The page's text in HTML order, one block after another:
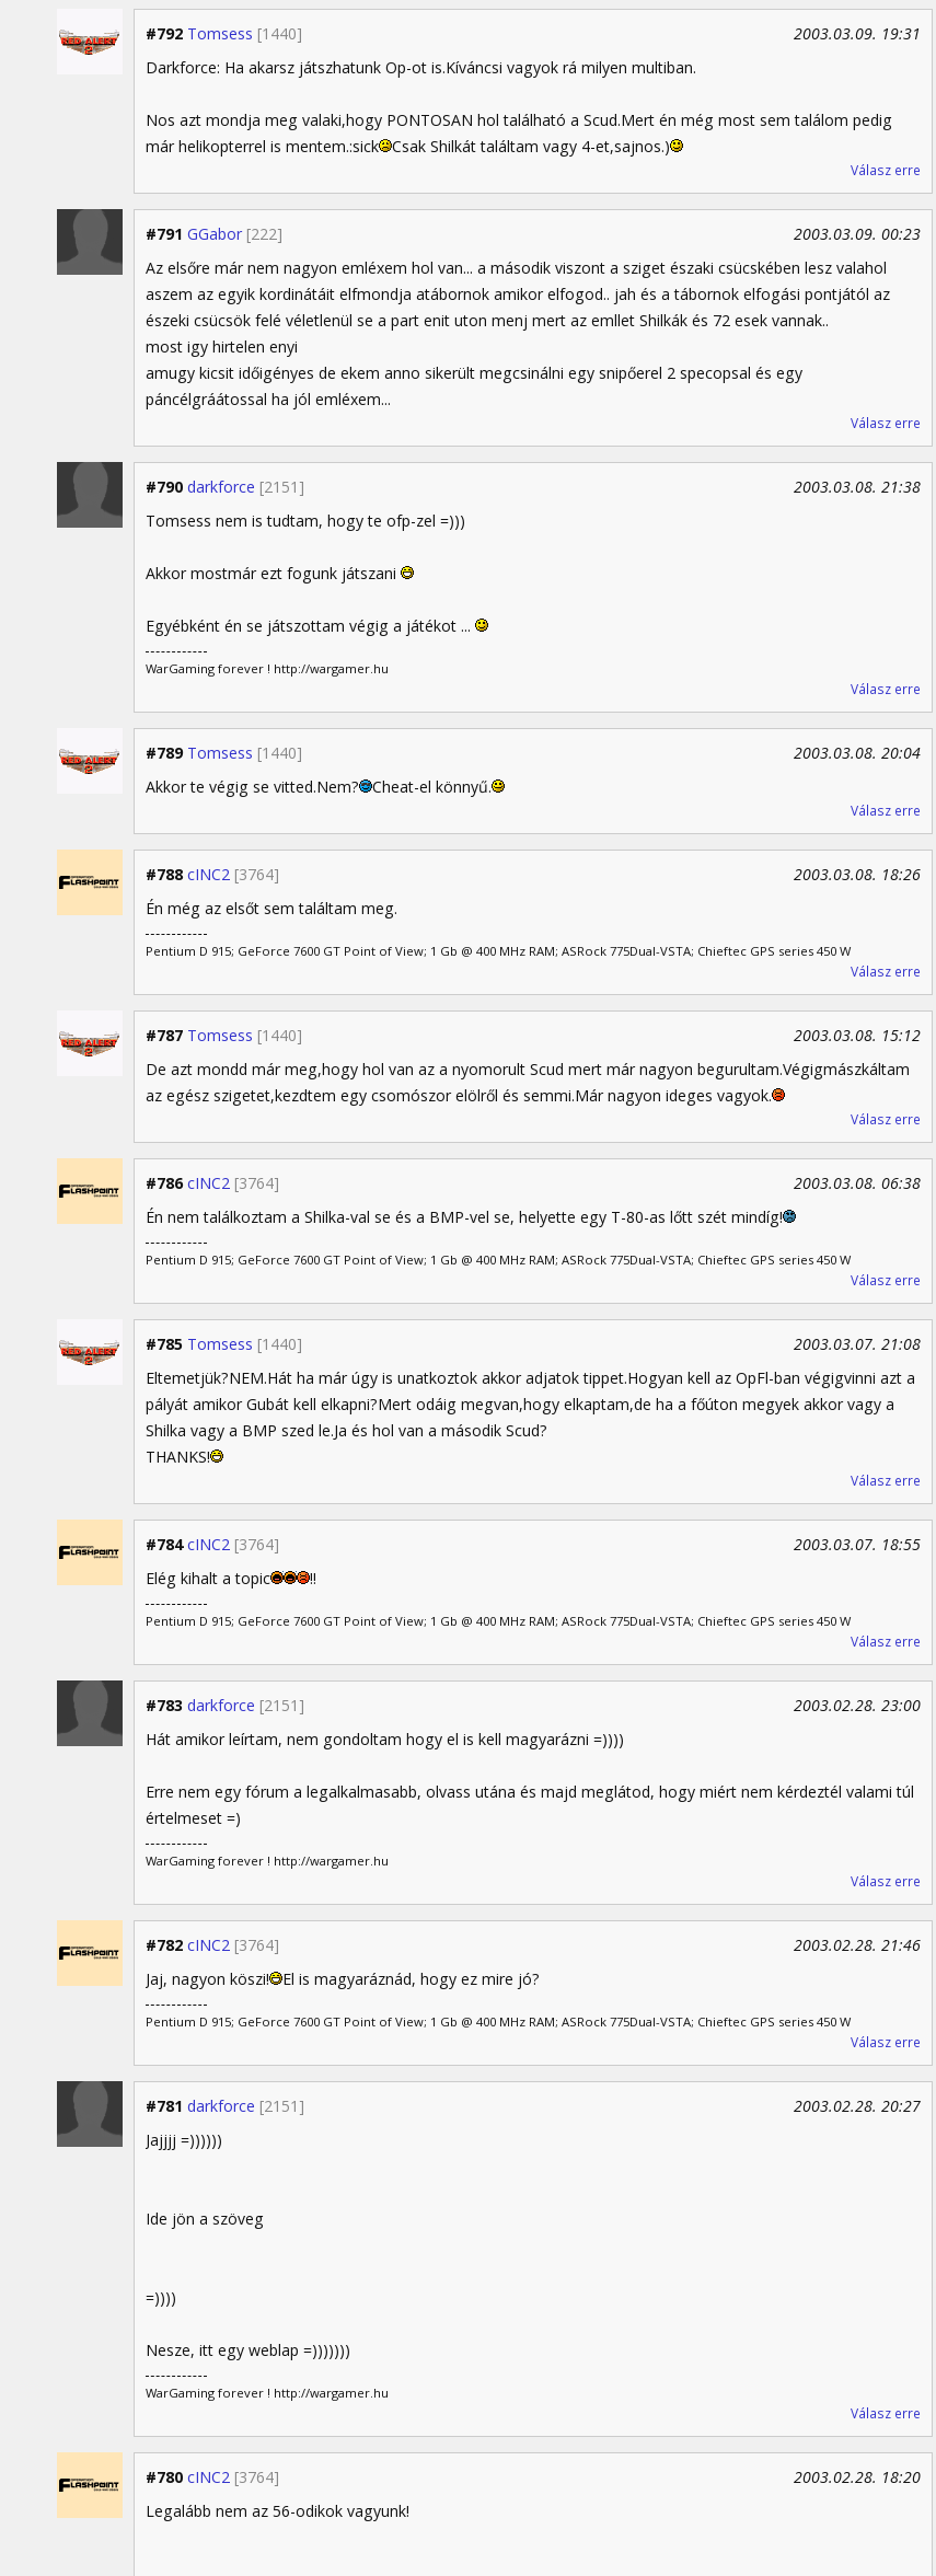
#792 Tomsess [1440]
2003.03.09. 19:31
Darkforce: Ha akarsz játszhatunk Op-ot is.Kíváncsi vagyok rá milyen multiban.
Nos azt mondja meg valaki,hogy PONTOSAN hol található a Scud.Mert én még most sem találom pedig
már helikopterrel is mentem.:sick
Csak Shilkát találtam vagy 4-et,sajnos.)
Válasz erre
#791 GGabor [222]
2003.03.09. 00:23
Az elsőre már nem nagyon emléxem hol van... a második viszont a sziget északi csücskében lesz valahol
aszem az egyik kordinátáit elfmondja atábornok amikor elfogod.. jah és a tábornok elfogási pontjától az
észeki csücsök felé véletlenül se a part enit uton menj mert az emllet Shilkák és 72 esek vannak..
most igy hirtelen enyi
amugy kicsit időigényes de ekem anno sikerült megcsinálni egy snipőerel 2 specopsal és egy
páncélgráátossal ha jól emléxem...
Válasz erre
#790 darkforce [2151]
2003.03.08. 21:38
Tomsess nem is tudtam, hogy te ofp-zel =)))
Akkor mostmár ezt fogunk játszani
Egyébként én se játszottam végig a játékot ...
WarGaming forever ! http://wargamer.hu
Válasz erre
#789 Tomsess [1440]
2003.03.08. 20:04
Akkor te végig se vitted.Nem?
Cheat-el könnyű.
Válasz erre
#788 cINC2 [3764]
2003.03.08. 18:26
Én még az elsőt sem találtam meg.
Pentium D 915; GeForce 7600 GT Point of View; 1 Gb @ 400 MHz RAM; ASRock 775Dual-VSTA; Chieftec GPS series 450 W
Válasz erre
#787 Tomsess [1440]
2003.03.08. 15:12
De azt mondd már meg,hogy hol van az a nyomorult Scud mert már nagyon begurultam.Végigmászkáltam
az egész szigetet,kezdtem egy csomószor elölről és semmi.Már nagyon ideges vagyok.
Válasz erre
#786 cINC2 [3764]
2003.03.08. 06:38
Én nem találkoztam a Shilka-val se és a BMP-vel se, helyette egy T-80-as lőtt szét mindíg!
Pentium D 915; GeForce 7600 GT Point of View; 1 Gb @ 400 MHz RAM; ASRock 775Dual-VSTA; Chieftec GPS series 450 W
Válasz erre
#785 Tomsess [1440]
2003.03.07. 21:08
Eltemetjük?NEM.Hát ha már úgy is unatkoztok akkor adjatok tippet.Hogyan kell az OpFl-ban végigvinni azt a
pályát amikor Gubát kell elkapni?Mert odáig megvan,hogy elkaptam,de ha a főúton megyek akkor vagy a
Shilka vagy a BMP szed le.Ja és hol van a második Scud?
THANKS!
Válasz erre
#784 cINC2 [3764]
2003.03.07. 18:55
Elég kihalt a topic
!!
Pentium D 915; GeForce 7600 GT Point of View; 1 Gb @ 400 MHz RAM; ASRock 775Dual-VSTA; Chieftec GPS series 450 W
Válasz erre
#783 darkforce [2151]
2003.02.28. 23:00
Hát amikor leírtam, nem gondoltam hogy el is kell magyarázni =))))
Erre nem egy fórum a legalkalmasabb, olvass utána és majd meglátod, hogy miért nem kérdeztél valami túl
értelmeset =)
WarGaming forever ! http://wargamer.hu
Válasz erre
#782 cINC2 [3764]
2003.02.28. 21:46
Jaj, nagyon köszi!
El is magyaráznád, hogy ez mire jó?
Pentium D 915; GeForce 7600 GT Point of View; 1 Gb @ 400 MHz RAM; ASRock 775Dual-VSTA; Chieftec GPS series 450 W
Válasz erre
#781 darkforce [2151]
2003.02.28. 20:27
Jajjjj =))))))
Ide jön a szöveg
=))))
Nesze, itt egy weblap =)))))))
WarGaming forever ! http://wargamer.hu
Válasz erre
#780 cINC2 [3764]
2003.02.28. 18:20
Legalább nem az 56-odikok vagyunk!